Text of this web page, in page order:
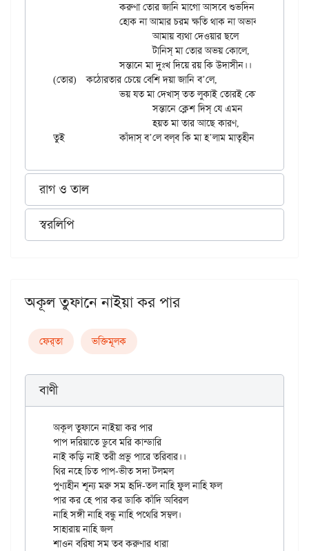
		করুণা তোর জানি মাগো আসবে শুভদিন।
			আমায় ব্যথা দেওয়ার ছলে
			টানিস্ মা তোর অভয় কোলে,
		সন্তানে মা দুঃখ দিয়ে রয় কি উদাসীন।।
(তোর)	কঠোরতার চেয়ে বেশি দয়া জানি ব’লে,
		ভয় যত মা দেখাস্ তত লুকাই তোরই কোলে।
			সন্তানে ক্লেশ দিস্ যে এমন
			হয়ত মা তার আছে কারণ,
রাগ ও তাল
স্বরলিপি
অকূল তুফানে নাইয়া কর পার
ফের্‌তা ভক্তিমূলক
বাণী
অকূল তুফানে নাইয়া কর পার
পাপ দরিয়াতে ডুবে মরি কান্ডারি
নাই কড়ি নাই তরী প্রভু পারে তরিবার।।
থির নহে চিত পাপ-ভীত সদা টলমল
পুণ্যহীন শূন্য মরু সম হৃদি-তল নাহি ফুল নাহি ফল
পার কর হে পার কর ডাকি কাঁদি অবিরল
নাহি সঙ্গী নাহি বন্ধু নাহি পথেরি সম্বল।
সাহারায় নাহি জল
শাওন বরিষা সম তব করুণার ধারা